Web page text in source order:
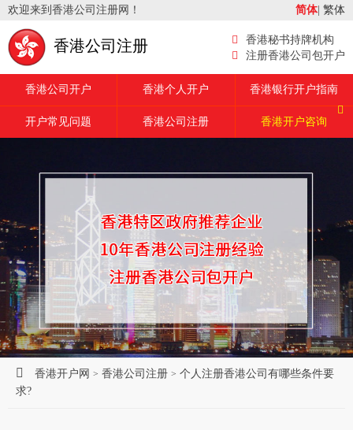
欢迎来到香港公司注册网！ 简体| 繁体
香港公司注册
香港秘书持牌机构
注册香港公司包开户
香港公司开户 香港个人开户 香港银行开户指南
开户常见问题 香港公司注册 香港开户咨询
香港开户网 > 香港公司注册 > 个人注册香港公司有哪些条件要
求?